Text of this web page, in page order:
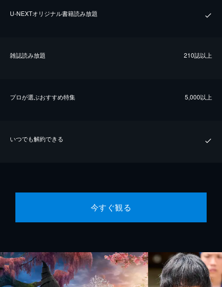
U-NEXTオリジナル書籍読み放題
雑誌読み放題 210誌以上
プロが選ぶおすすめ特集 5,000以上
いつでも解約できる
今すぐ観る